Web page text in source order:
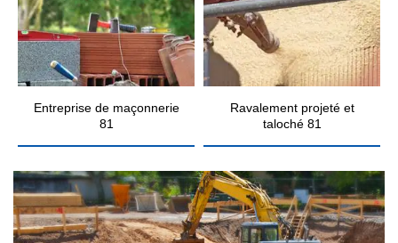
Entreprise de maçonnerie
81
Ravalement projeté et
taloché 81